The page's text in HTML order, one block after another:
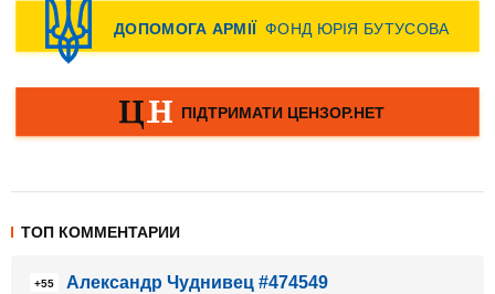
ТОП КОММЕНТАРИИ
+55
Александр Чуднивец #474549